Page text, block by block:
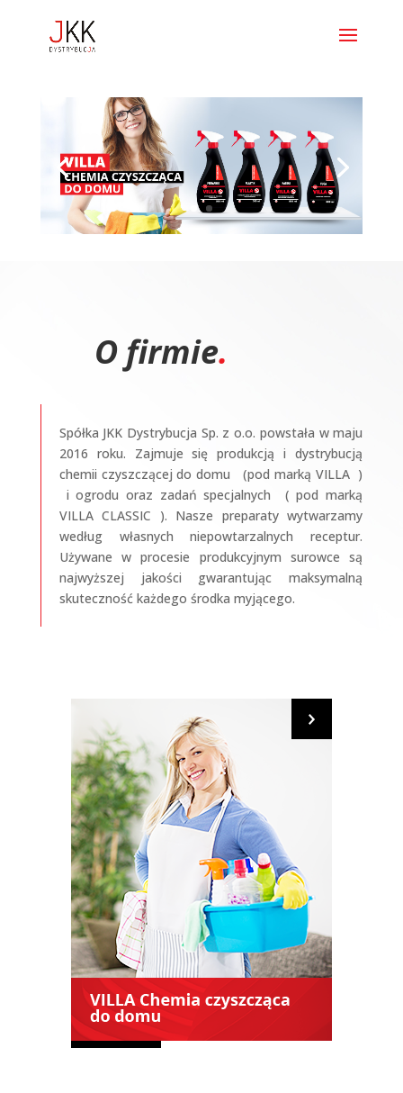
O firmie.
Spółka JKK Dystrybucja Sp. z o.o. powstała w maju
2016 roku. Zajmuje się produkcją i dystrybucją
chemii czyszczącej do domu (pod marką VILLA )
i ogrodu oraz zadań specjalnych ( pod marką
VILLA CLASSIC ). Nasze preparaty wytwarzamy
według własnych niepowtarzalnych receptur.
Używane w procesie produkcyjnym surowce są
najwyższej jakości gwarantując maksymalną
skuteczność każdego środka myjącego.